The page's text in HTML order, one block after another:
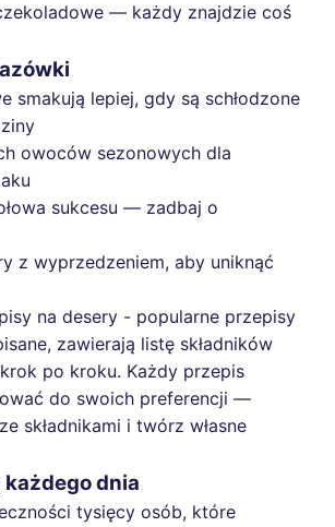
— każdy znajdzie coś
smakują lepiej, gdy są schłodzone
owoców sezonowych dla
sukcesu — zadbaj o
z wyprzedzeniem, aby uniknąć
na desery - popularne przepisy
zawierają listę składników
po kroku. Każdy przepis
do swoich preferencji —
składnikami i twórz własne
każdego dnia
tysięcy osób, które